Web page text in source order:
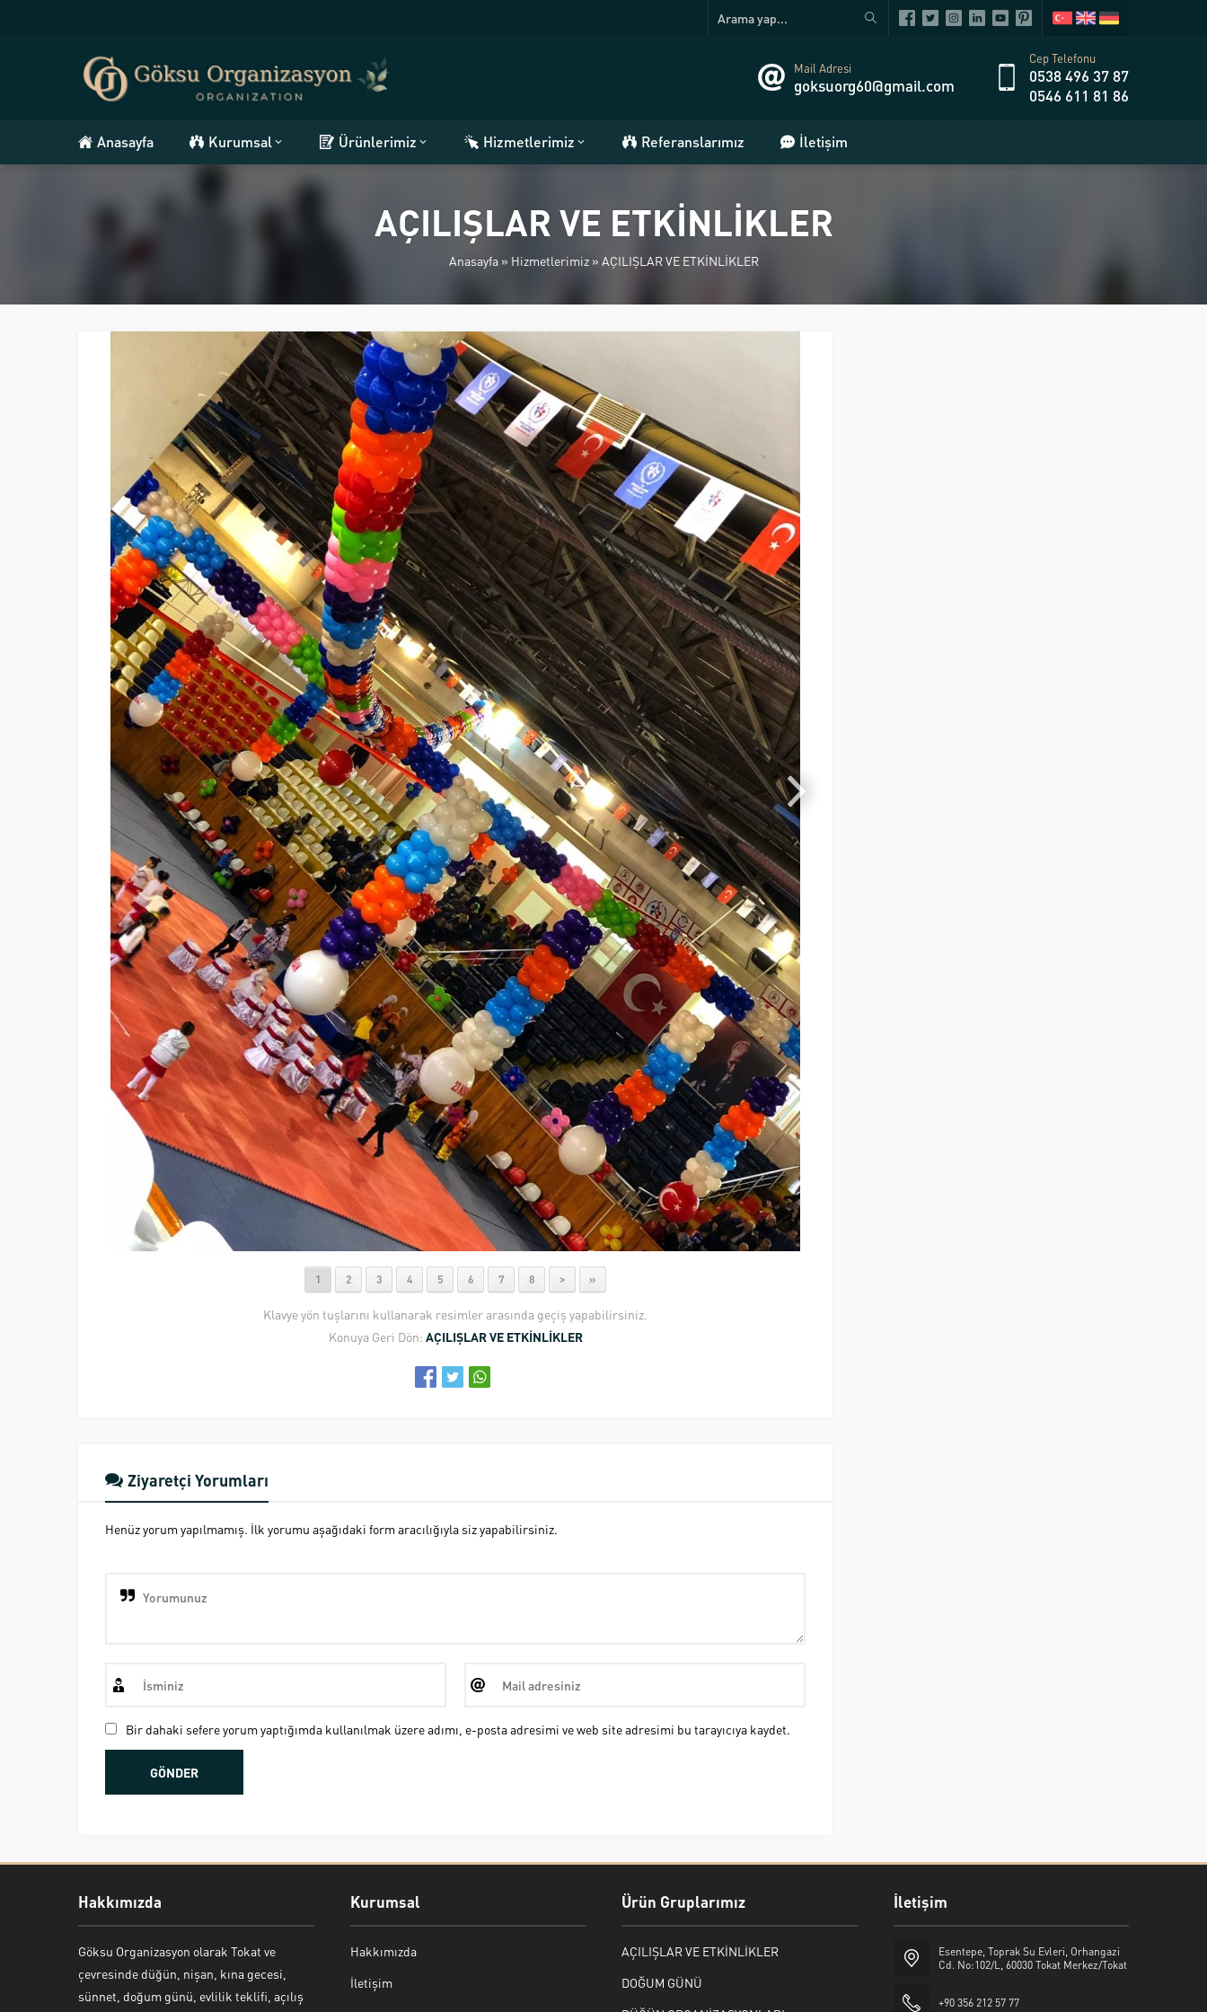
Mail Adresi
goksuorg60@gmail.com
Cep Telefonu
0538 496 37 87
0546 611 81 86
Anasayfa Kurumsal Ürünlerimiz Hizmetlerimiz Referanslarımız İletişim
AÇILIŞLAR VE ETKİNLİKLER
Anasayfa» Hizmetlerimiz» AÇILIŞLAR VE ETKİNLİKLER
1 2 3 4 5 6 7 8 > »
Klavye yön tuşlarını kullanarak resimler arasında geçiş yapabilirsiniz.
Konuya Geri Dön: AÇILIŞLAR VE ETKİNLİKLER
Ziyaretçi Yorumları
Henüz yorum yapılmamış. İlk yorumu aşağıdaki form aracılığıyla siz yapabilirsiniz.
Bir dahaki sefere yorum yaptığımda kullanılmak üzere adımı, e-posta adresimi ve web site adresimi bu tarayıcıya kaydet.
Hakkımızda
Göksu Organizasyon olarak Tokat ve
çevresinde düğün, nişan, kına gecesi,
sünnet, doğum günü, evlilik teklifi, açılış
Kurumsal
Hakkımızda
İletişim
Ürün Gruplarımız
AÇILIŞLAR VE ETKİNLİKLER
DOĞUM GÜNÜ
İletişim
Esentepe, Toprak Su Evleri, Orhangazi
Cd. No:102/L, 60030 Tokat Merkez/Tokat
+90 356 212 57 77
Bekir Kiper